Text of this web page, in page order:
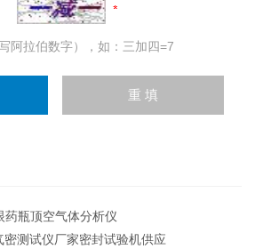
阿拉伯数字），如：三加四=7
药瓶顶空气体分析仪
密测试仪厂家密封试验机供应